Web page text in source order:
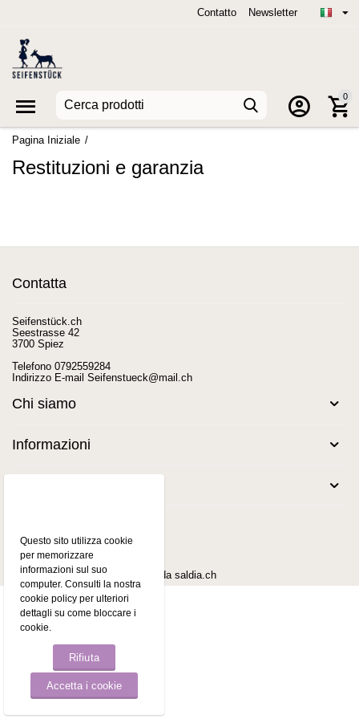
Contatto Newsletter
0
Pagina Iniziale /
Restituzioni e garanzia
Contatta
Seifenstück.ch
Seestrasse 42
3700 Spiez
Telefono0792559284
Indirizzo E-mailSeifenstueck@mail.ch
Chi siamo
Informazioni
© 2026 Seifenstück.ch. Offerto dasaldia.ch
Questo sito utilizza cookie
per memorizzare
informazioni sul suo
computer. Consulti la nostra
cookie policy per ulteriori
dettagli su come bloccare i
cookie.
Rifiuta
Accetta i cookie